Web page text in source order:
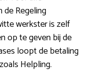
de Regeling
werkster is zelf
op te geven bij de
loopt de betaling
Helpling.